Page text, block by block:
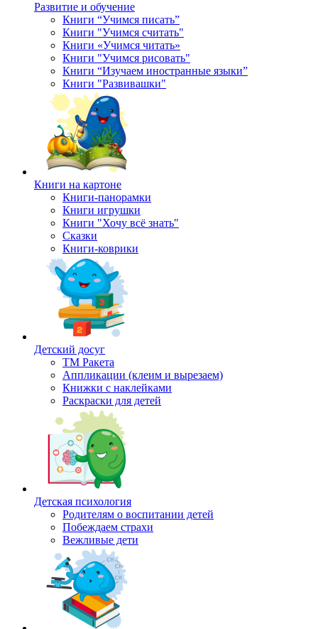
Развитие и обучение
Книги “Учимся писать”
Книги "Учимся считать"
Книги «Учимся читать»
Книги "Учимся рисовать"
Книги “Изучаем иностранные языки”
Книги "Развивашки"
Книги на картоне
Книги-панорамки
Книги игрушки
Книги "Хочу всё знать"
Сказки
Книги-коврики
Детский досуг
ТМ Ракета
Аппликации (клеим и вырезаем)
Книжки с наклейками
Раскраски для детей
Детская психология
Родителям о воспитании детей
Побеждаем страхи
Вежливые дети